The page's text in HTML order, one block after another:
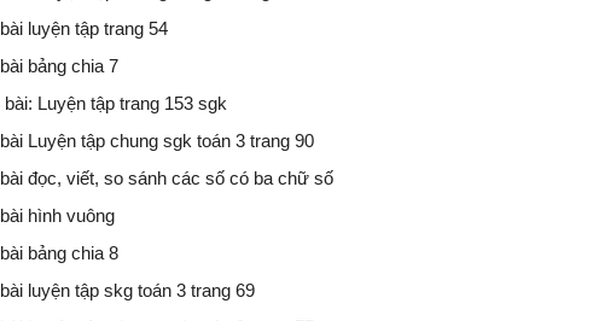
luyện tập trang 54
bảng chia 7
Luyện tập trang 153 sgk
Luyện tập chung sgk toán 3 trang 90
đọc, viết, so sánh các số có ba chữ số
hình vuông
bảng chia 8
luyện tập skg toán 3 trang 69